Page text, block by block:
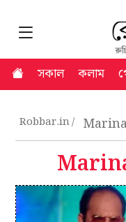
সকাল কলাম
Robbar.in